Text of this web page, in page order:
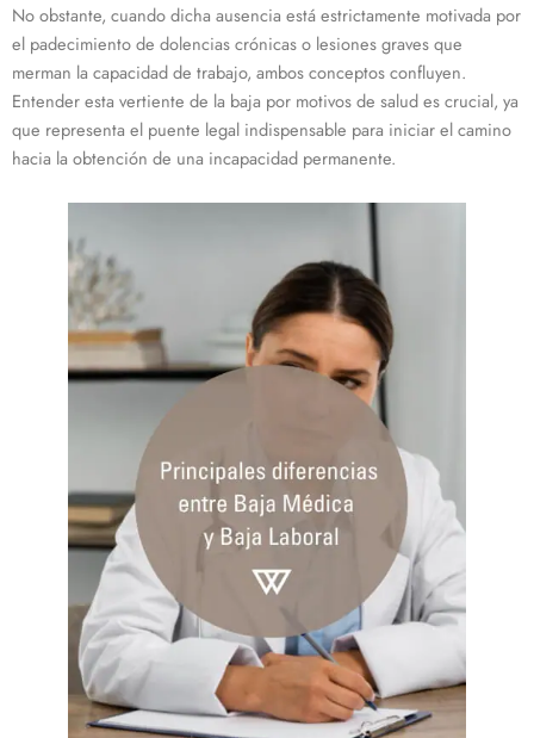
No obstante, cuando dicha ausencia está estrictamente motivada por
el padecimiento de dolencias crónicas o lesiones graves que
merman la capacidad de trabajo, ambos conceptos confluyen.
Entender esta vertiente de la baja por motivos de salud es crucial, ya
que representa el puente legal indispensable para iniciar el camino
hacia la obtención de una incapacidad permanente.